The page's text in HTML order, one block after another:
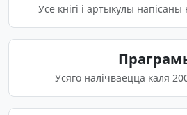
Усе кнігі і артыкулы
Усяго налічваецца каля